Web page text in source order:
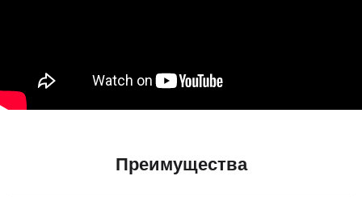
Преимущества